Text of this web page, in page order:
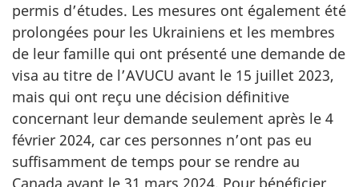
permis d’études. Les mesures ont également été
prolongées pour les Ukrainiens et les membres
de leur famille qui ont présenté une demande de
visa au titre de l’AVUCU avant le 15 juillet 2023,
mais qui ont reçu une décision définitive
concernant leur demande seulement après le 4
février 2024, car ces personnes n’ont pas eu
suffisamment de temps pour se rendre au